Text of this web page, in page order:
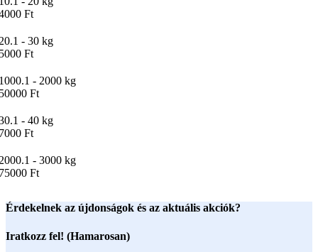
Ft
- 30 kg
Ft
- 2000 kg
Ft
- 40 kg
Ft
- 3000 kg
Ft
Érdekelnek az újdonságok és az aktuális akciók?
Iratkozz fel! (Hamarosan)